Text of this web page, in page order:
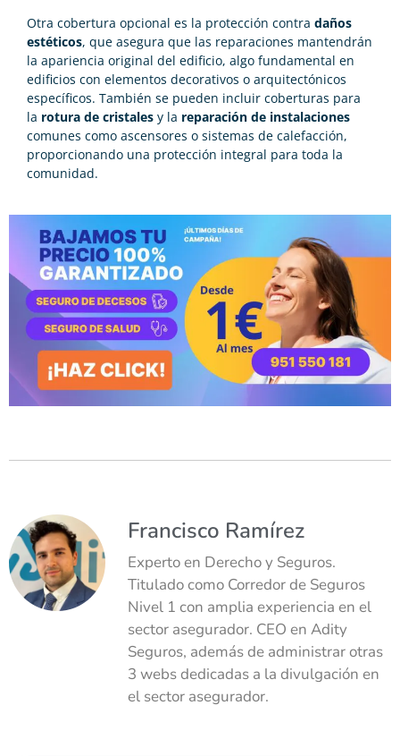
Otra cobertura opcional es la protección contra daños
estéticos, que asegura que las reparaciones mantendrán
la apariencia original del edificio, algo fundamental en
edificios con elementos decorativos o arquitectónicos
específicos. También se pueden incluir coberturas para
la rotura de cristales y la reparación de instalaciones
comunes como ascensores o sistemas de calefacción,
proporcionando una protección integral para toda la
comunidad.
Francisco Ramírez
Experto en Derecho y Seguros.
Titulado como Corredor de Seguros
Nivel 1 con amplia experiencia en el
sector asegurador. CEO en Adity
Seguros, además de administrar otras
3 webs dedicadas a la divulgación en
el sector asegurador.